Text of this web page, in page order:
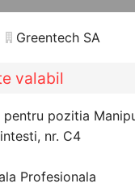
Greentech SA
valabil
pentru pozitia
nr. C4
Profesionala